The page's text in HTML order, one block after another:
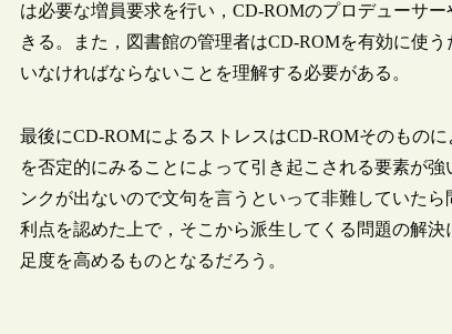
は必要な増員要求を行い，CD-ROMのプロデューサ
きる。また，図書館の管理者はCD-ROMを有効に使
いなければならないことを理解する必要がある。
最後にCD-ROMによるストレスはCD-ROMそのもの
を否定的にみることによって引き起こされる要素が
ンクが出ないので文句を言うといって非難していた
利点を認めた上で，そこから派生してくる問題の解
足度を高めるものとなるだろう。